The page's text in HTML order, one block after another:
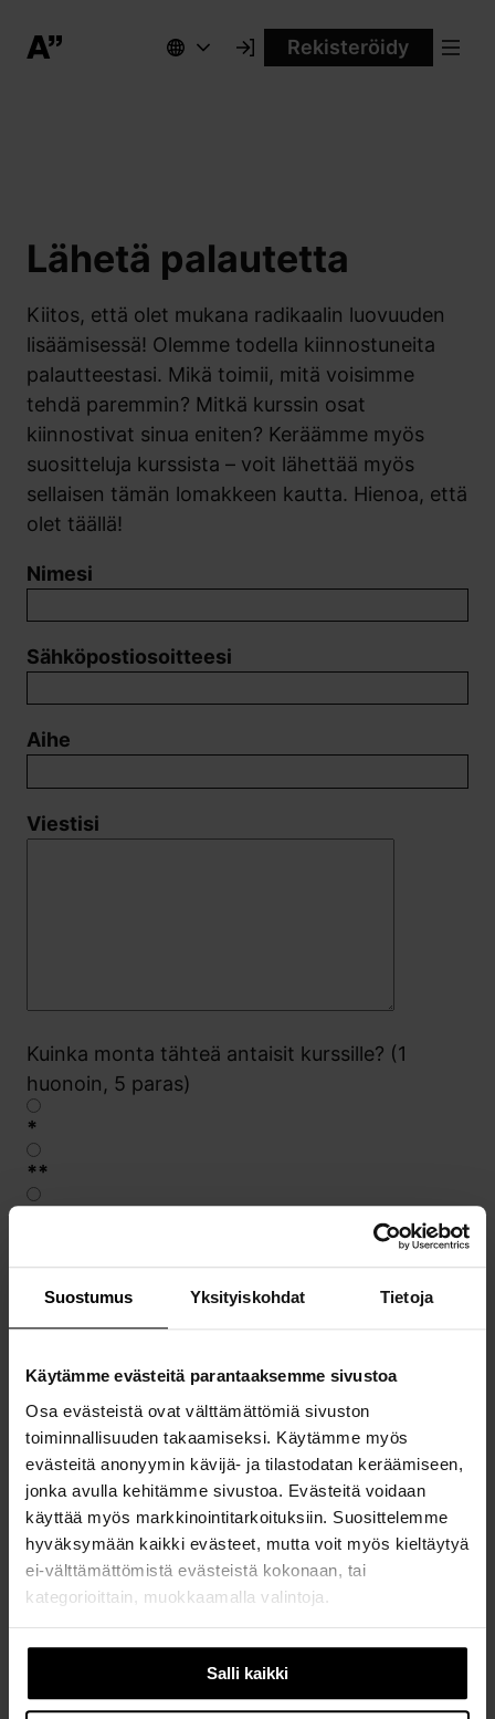
Suostumus Yksityiskohdat Tietoja
Käytämme evästeitä parantaaksemme sivustoa
Osa evästeistä ovat välttämättömiä sivuston
toiminnallisuuden takaamiseksi. Käytämme myös
evästeitä anonyymin kävijä- ja tilastodatan keräämiseen,
jonka avulla kehitämme sivustoa. Evästeitä voidaan
käyttää myös markkinointitarkoituksiin. Suosittelemme
hyväksymään kaikki evästeet, mutta voit myös kieltäytyä
ei-välttämättömistä evästeistä kokonaan, tai
kategorioittain, muokkaamalla valintoja.
Jos muutat mielesi myöhemmin, voit muokata asetuksia
evästeasetusten alla, sivun alalaidassa.
Salli kaikki
Rekisteröidy
Lähetä palautetta
Kiitos, että olet mukana radikaalin luovuuden
lisäämisessä! Olemme todella kiinnostuneita
palautteestasi. Mikä toimii, mitä voisimme
tehdä paremmin? Mitkä kurssin osat
kiinnostivat sinua eniten? Keräämme myös
suositteluja kurssista – voit lähettää myös
sellaisen tämän lomakkeen kautta. Hienoa, että
olet täällä!
Nimesi
Sähköpostiosoitteesi
Aihe
Viestisi
Kuinka monta tähteä antaisit kurssille? (1
huonoin, 5 paras)
*
**
*****
kollegoillesi tai ystävillesi? (1 = ei lainkaan
todennäköisesti, 5 = erittäin todennäköisesti)
*
**
***
****